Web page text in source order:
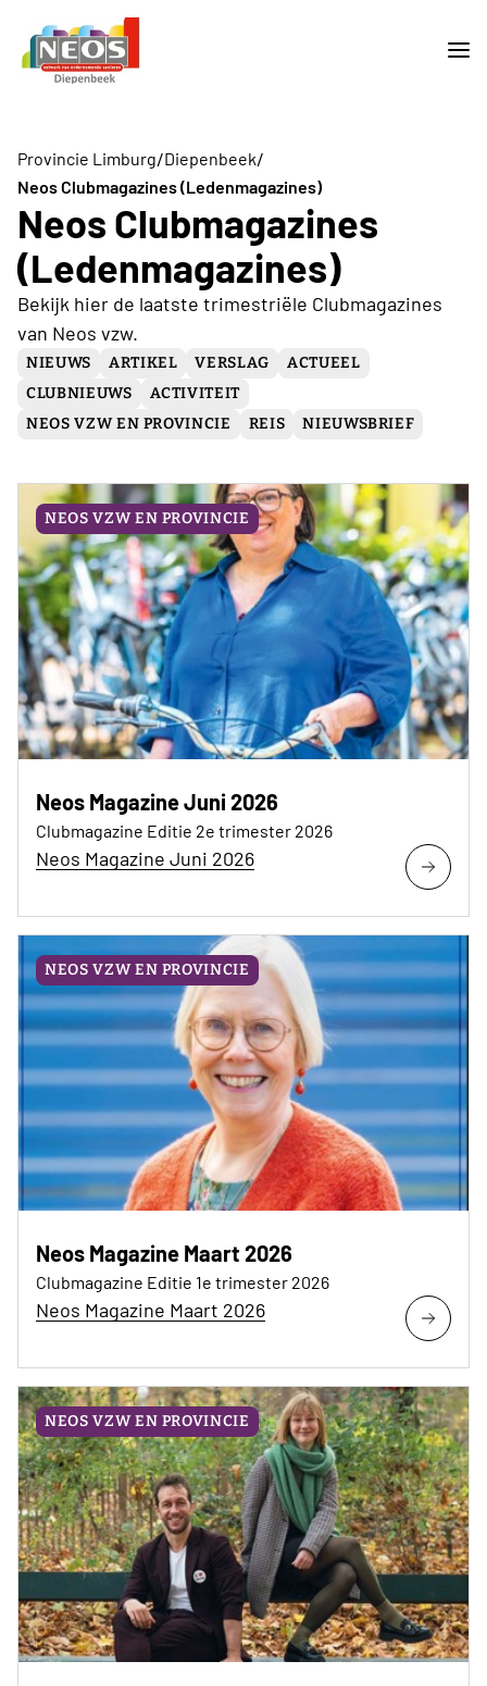
Provincie Limburg/Diepenbeek/
Neos Clubmagazines (Ledenmagazines)
Neos Clubmagazines
(Ledenmagazines)
Bekijk hier de laatste trimestriële Clubmagazines
van Neos vzw.
NIEUWS ARTIKEL VERSLAG
ACTUEEL
CLUBNIEUWS
ACTIVITEIT
NEOS VZW EN PROVINCIE
REIS NIEUWSBRIEF
NEOS VZW EN PROVINCIE
Neos Magazine Juni 2026
Clubmagazine Editie 2e trimester 2026
Neos Magazine Juni 2026
NEOS VZW EN PROVINCIE
Neos Magazine Maart 2026
Clubmagazine Editie 1e trimester 2026
Neos Magazine Maart 2026
NEOS VZW EN PROVINCIE